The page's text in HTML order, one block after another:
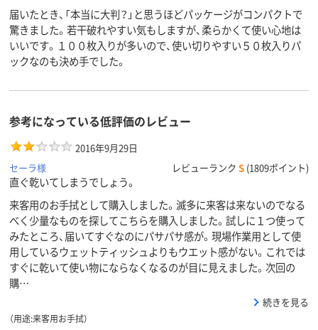
届いたとき、「本当に大判？」と思うほどパッケージがコンパクトで
驚きました。若干破れやすい気もしますが、柔らかくて使い心地は
いいです。１００枚入りが多いので、使い切りやすい５０枚入りパ
ックなのも決め手でした。
参考になっている低評価のレビュー
2016年9月29日
セーラ様
レビューランク S (1809ポイント)
直ぐ乾いてしまうでしょう。
来客用のお手拭として購入しました。滅多に来客は来ないのでなる
べく少量なものを探してこちらを購入しました。試しに１つ使って
みたところ、届いてすぐなのにパサパサ感が。現場作業用として使
用しているウェットティッシュよりもウエット感がない。これでは
すぐに乾いて使い物にならなくなるのが目に見えました。次回の
購…
続きを見る
（用途:来客用お手拭）